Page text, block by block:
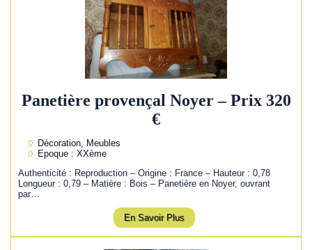
Panetière provençal Noyer – Prix 320
€
Décoration, Meubles
Epoque : XXème
Authenticité : Reproduction – Origine : France – Hauteur : 0,78
Longueur : 0,79 – Matière : Bois – Panetière en Noyer, ouvrant
par…
En Savoir Plus